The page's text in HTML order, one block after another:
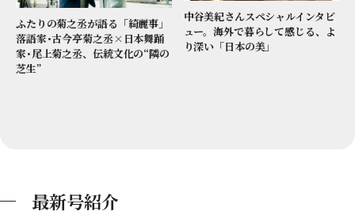
ふたりの菊之丞が語る「綺麗事」
落語家･古今亭菊之丞×日本舞踊
家･尾上菊之丞、伝統文化の“隣の
芝生”
中谷美紀さんスペシャルインタビ
ュー。海外で暮らして感じる、よ
り深い「日本の美」
最新号紹介